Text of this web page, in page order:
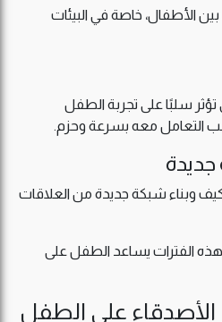
الأطفال، خاصة في البيئات
تؤثر سلبًا على تجربة الطفل
التعامل معه بسرعة وحزم.
جديدة
وبناء شبكة جديدة من العلاقات
الفترات يساعد الطفل على
على الطفل